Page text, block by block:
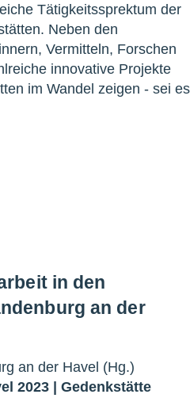
Tätigkeitssprektum der
Neben den
Vermitteln, Forschen
innovative Projekte
im Wandel zeigen - sei es
in den
an der
an der Havel (Hg.)
2023 | Gedenkstätte